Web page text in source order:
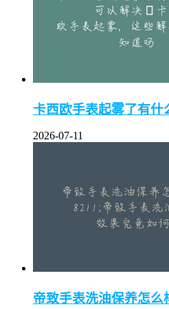
卡西欧手表起雾了有
2026-07-11
帝致手表洗油保养怎么